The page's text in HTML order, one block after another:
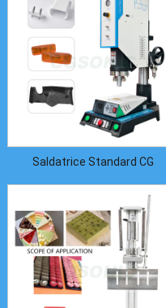
Saldatrice Standard CG